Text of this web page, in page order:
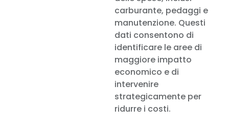
carburante, pedaggi e
manutenzione. Questi
dati consentono di
identificare le aree di
maggiore impatto
economico e di
intervenire
strategicamente per
ridurre i costi.